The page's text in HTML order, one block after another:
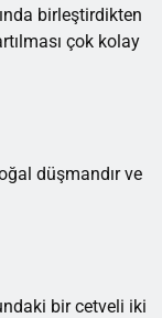
birleştirdikten
çok kolay
düşmandır ve
bir cetveli iki